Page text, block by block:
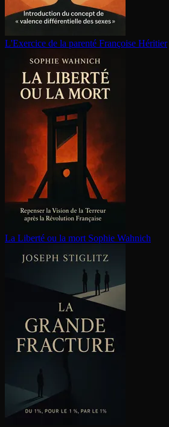
L'Exercice de la parenté Françoise Héritier
La Liberté ou la mort Sophie Wahnich